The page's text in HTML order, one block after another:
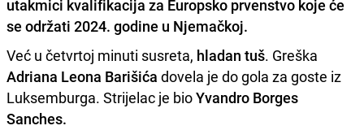
utakmici kvalifikacija za Europsko prvenstvo koje će
se održati 2024. godine u Njemačkoj.
Već u četvrtoj minuti susreta, hladan tuš. Greška
Adriana Leona Barišića dovela je do gola za goste iz
Luksemburga. Strijelac je bioYvandro Borges
Sanches.